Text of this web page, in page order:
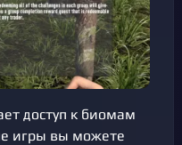
доступ к биомам
игры вы можете